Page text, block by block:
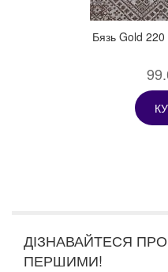
Бязь Gold
ДІЗНАВАЙТЕСЯ
ПЕРШИМИ!